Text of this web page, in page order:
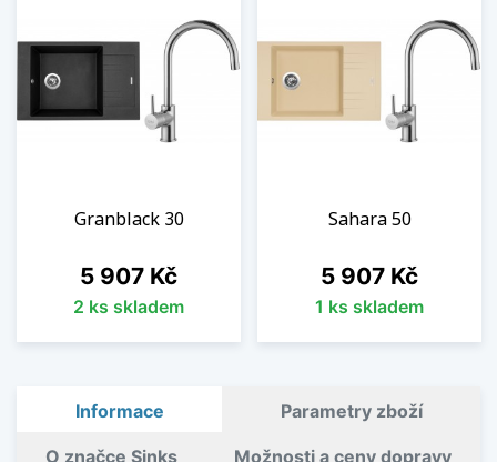
Granblack 30
Cena
5 907 Kč
2 ks skladem
Sahara 50
Cena
5 907 Kč
1 ks skladem
Informace Parametry zboží
O značce Sinks Možnosti a ceny dopravy